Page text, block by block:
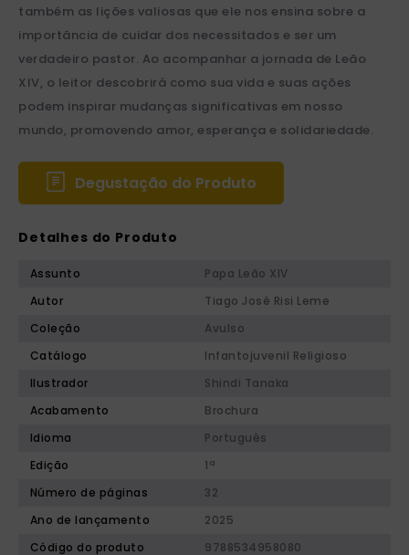
também as lições valiosas que ele nos ensina sobre a
importância de cuidar dos necessitados e ser um
verdadeiro pastor. Ao acompanhar a jornada de Leão
XIV, o leitor descobrirá como sua vida e suas ações
podem inspirar mudanças significativas em nosso
mundo, promovendo amor, esperança e solidariedade.
Degustação do Produto
Detalhes do Produto
Assunto
Papa Leão XIV
Autor
Tiago José Risi Leme
Coleção
Avulso
Catálogo
Infantojuvenil Religioso
Ilustrador
Shindi Tanaka
Acabamento
Brochura
Idioma
Português
Edição
1ª
Número de páginas
32
Ano de lançamento
2025
Código do produto
9788534958080